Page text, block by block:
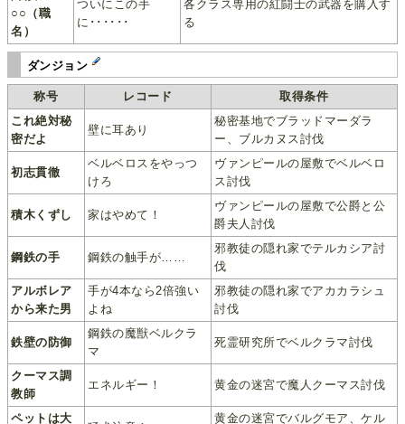
○○（職
名）
ついにこの手
に･･････
各クラス専用の紅闘士の武器を購入す
る
ダンジョン
称号 レコード
取得条件
これ絶対秘
密だよ
壁に耳あり
秘密基地でブラッドマーダラ
ー、ブルカヌス討伐
初志貫徹
ベルベロスをやっつ
けろ
ヴァンピールの屋敷でベルベロ
ス討伐
積木くずし 家はやめて！
ヴァンピールの屋敷で公爵と公
爵夫人討伐
鋼鉄の手 鋼鉄の触手が……
邪教徒の隠れ家でテルカシア討
伐
アルボレア
から来た男
手が4本なら2倍強い
よね
邪教徒の隠れ家でアカカラシュ
討伐
鉄壁の防御
鋼鉄の魔獣ベルクラ
マ
死霊研究所でベルクラマ討伐
クーマス調
教師
エネルギー！ 黄金の迷宮で魔人クーマス討伐
ペットは大
黄金の迷宮でバルグモア、ケル